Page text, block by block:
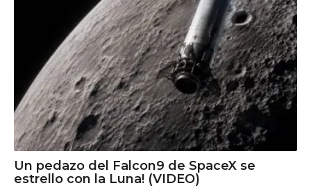
Un pedazo del Falcon9 de SpaceX se
estrello con la Luna! (VIDEO)